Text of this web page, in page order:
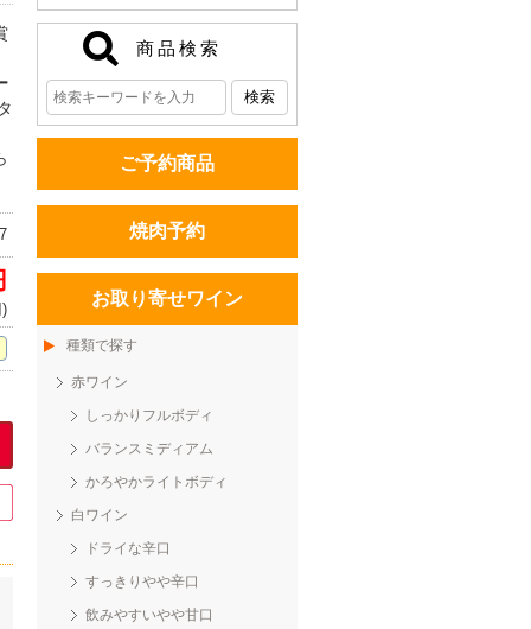
)
商品検索
ご予約商品
焼肉予約
お取り寄せワイン
種類で探す
赤ワイン
しっかりフルボディ
バランスミディアム
かろやかライトボディ
白ワイン
ドライな辛口
すっきりやや辛口
飲みやすいやや甘口